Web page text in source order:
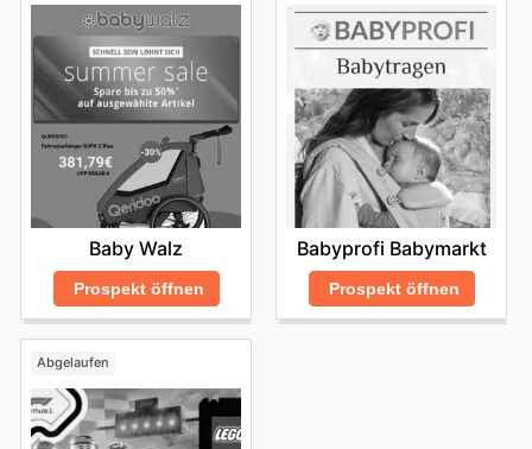
Baby Walz
Prospekt öffnen
Babyprofi Babymarkt
Prospekt öffnen
Abgelaufen